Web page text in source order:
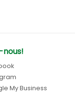
nous!
My Business